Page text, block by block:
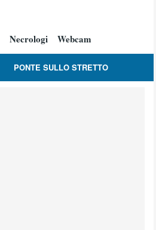
Necrologi Webcam
PONTE SULLO STRETTO